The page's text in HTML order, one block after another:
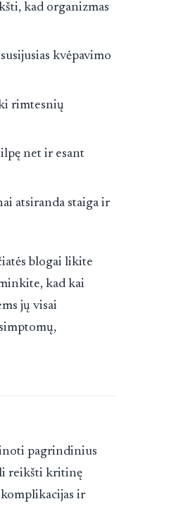
kad organizmas
kvėpavimo
rimtesnių
net ir esant
atsiranda staiga ir
blogai likite
kad kai
jų visai
pagrindinius
reikšti kritinę
ir